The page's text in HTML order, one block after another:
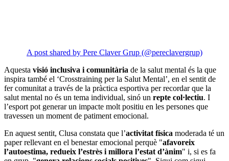
A post shared by Pere Claver Grup (@pereclavergrup)
Aquesta visió inclusiva i comunitària de la salut mental és la que
inspira també el ‘Crosstraining per la Salut Mental’, en el sentit de
fer comunitat a través de la pràctica esportiva per recordar que la
salut mental no és un tema individual, sinó un repte col·lectiu. I
l’esport pot generar un impacte molt positiu en les persones que
travessen un moment de patiment emocional.
En aquest sentit, Clusa constata que l’activitat física moderada té un
paper rellevant en el benestar emocional perquè "afavoreix
l’autoestima, redueix l’estrès i millora l’estat d’ànim" i, si es fa